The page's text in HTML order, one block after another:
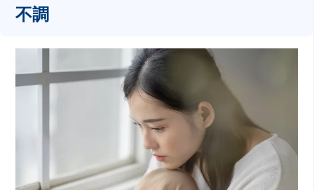
不調